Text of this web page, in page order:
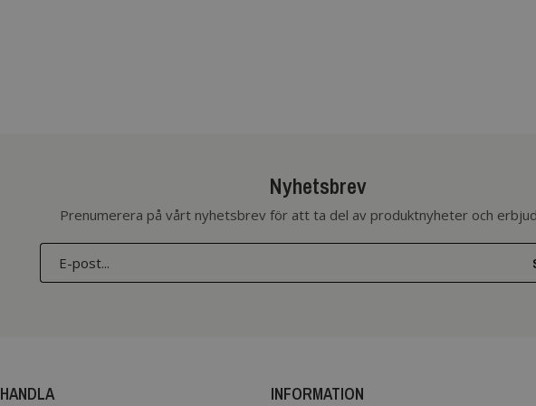
Nyhetsbrev
Prenumerera på vårt nyhetsbrev för att ta del av produktnyheter och
HANDLA INFORMATION